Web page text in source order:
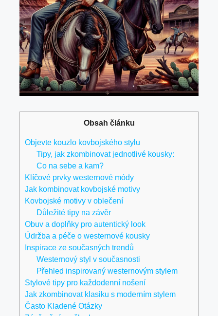
Obsah článku
Objevte kouzlo kovbojského stylu
Tipy, jak zkombinovat jednotlivé kousky:
Co na sebe a kam?
Klíčové prvky westernové módy
Jak kombinovat kovbojské motivy
Kovbojské motivy v oblečení
Důležité tipy na závěr
Obuv a doplňky pro autentický look
Údržba a péče o westernové kousky
Inspirace ze současných trendů
Westernový styl v současnosti
Přehled inspirovaný westernovým stylem
Stylové tipy pro každodenní nošení
Jak zkombinovat klasiku s moderním stylem
Často Kladené Otázky